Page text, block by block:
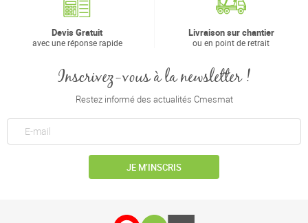
Devis Gratuit
avec une réponse rapide
Livraison sur chantier
ou en point de retrait
Inscrivez-vous à la newsletter !
Restez informé des actualités Cmesmat
JE M’INSCRIS